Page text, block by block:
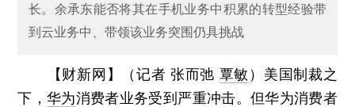
长。余承东能否将其在手机业务中积累的转型经验带
到云业务中、带领该业务突围仍具挑战
【财新网】（记者 张而弛 覃敏 ） 美国制裁之
下，华为消费者业务受到严重冲击。但华为消费者